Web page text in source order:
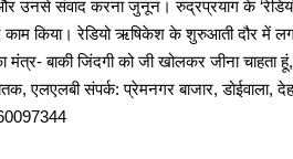
उनसे संवाद करना जुनून। रुद्रप्रयाग के
किया। रेडियो ऋषिकेश के शुरुआती दौर में
बाकी जिंदगी को जी खोलकर जीना चाहता
एलएलबी संपर्क: प्रेमनगर बाजार, डोईवाला,